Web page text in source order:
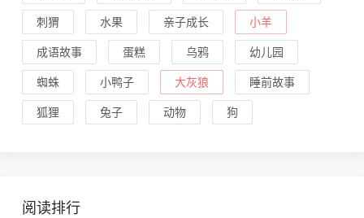
刺猬 水果 亲子成长 小羊
成语故事 蛋糕 乌鸦 幼儿园
蜘蛛 小鸭子 大灰狼 睡前故事
狐狸 兔子 动物 狗
阅读排行